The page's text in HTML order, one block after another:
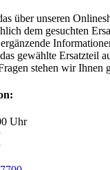
über unseren
dem gesuchten
gewählte Ersatzteil
stehen wir Ihnen
Uhr